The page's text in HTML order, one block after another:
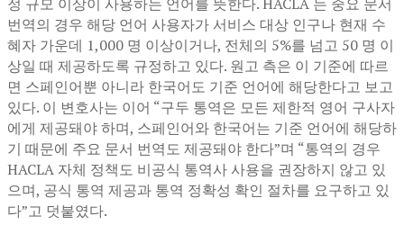
번역의 경우 해당 언어 사용자가 서비스 대상 인구나 현재 수
혜자 가운데 1,000 명 이상이거나, 전체의 5%를 넘고 50 명 이
상일 때 제공하도록 규정하고 있다. 원고 측은 이 기준에 따르
면 스페인어뿐 아니라 한국어도 기준 언어에 해당한다고 보고
있다. 이 변호사는 이어 “구두 통역은 모든 제한적 영어 구사자
에게 제공돼야 하며, 스페인어와 한국어는 기준 언어에 해당하
기 때문에 주요 문서 번역도 제공돼야 한다”며 “통역의 경우
HACLA 자체 정책도 비공식 통역사 사용을 권장하지 않고 있
으며, 공식 통역 제공과 통역 정확성 확인 절차를 요구하고 있
다”고 덧붙였다.